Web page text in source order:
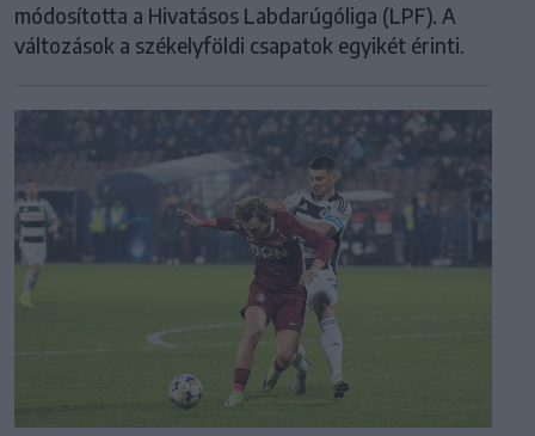
módosította a Hivatásos Labdarúgóliga (LPF). A
változások a székelyföldi csapatok egyikét érinti.